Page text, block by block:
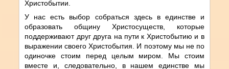
Христобытии.
У нас есть выбор собраться здесь в единстве и
образовать общину Христосуществ, которые
поддерживают друг друга на пути к Христобытию и в
выражении своего Христобытия. И поэтому мы не по
одиночке стоим перед целым миром. Мы стоим
вместе и, следовательно, в нашем единстве мы